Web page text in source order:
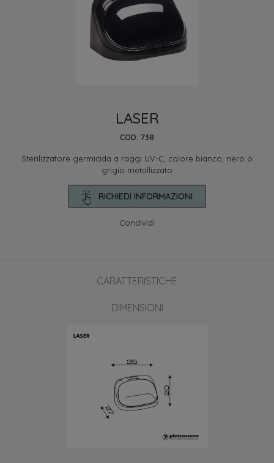
LASER
COD: 738
Sterilizzatore germicida a raggi UV-C, colore bianco, nero o
grigio metallizzato
RICHIEDI INFORMAZIONI
Condividi
CARATTERISTICHE
DIMENSIONI